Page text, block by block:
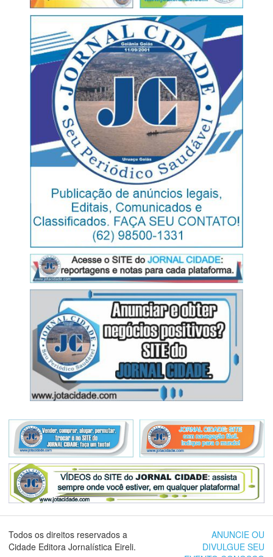
Todos os direitos reservados a
Cidade Editora Jornalística Eireli.
ANUNCIE OU
DIVULGUE SEU